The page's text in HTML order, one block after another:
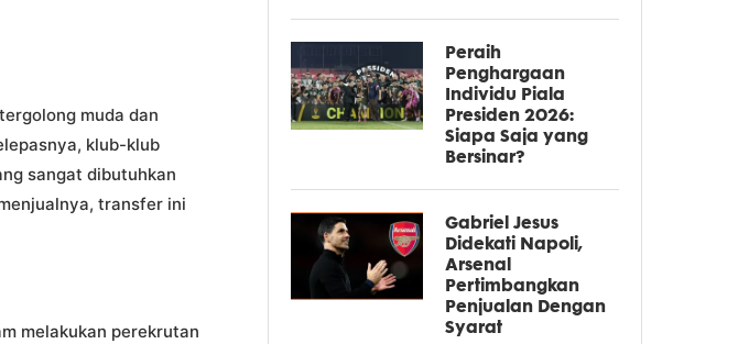
muda dan
klub-klub
sangat dibutuhkan
transfer ini
melakukan perekrutan
Peraih
Penghargaan
Individu Piala
Presiden 2026:
Siapa Saja yang
Bersinar?
Gabriel Jesus
Didekati Napoli,
Arsenal
Pertimbangkan
Penjualan Dengan
Syarat